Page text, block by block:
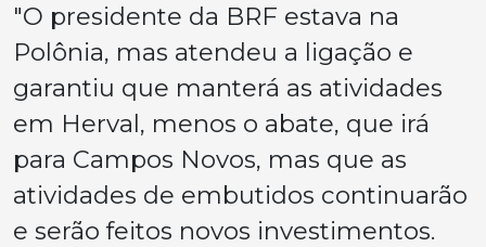
"O presidente da BRF estava na
Polônia, mas atendeu a ligação e
garantiu que manterá as atividades
em Herval, menos o abate, que irá
para Campos Novos, mas que as
atividades de embutidos continuarão
e serão feitos novos investimentos.